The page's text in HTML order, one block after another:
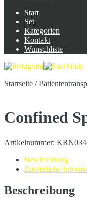
Start
Set
Kategorien
Kontakt
Wunschliste
Startseite /
Confined
Artikelnummer:
Beschreibung
Zusätzliche
Beschreibung